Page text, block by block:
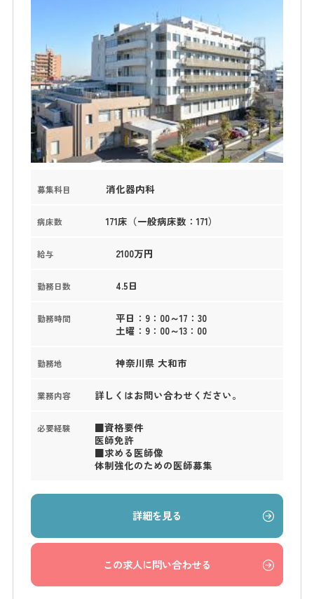
募集科目 消化器内科
病床数 171床（一般病床数：171）
給与 2100万円
勤務日数 4.5日
勤務時間
平日：9：00～17：30
土曜：9：00～13：00
勤務地 神奈川県 大和市
業務内容 詳しくはお問い合わせください。
必要経験
■資格要件
医師免許
■求める医師像
体制強化のための医師募集
詳細を見る
この求人に問い合わせる